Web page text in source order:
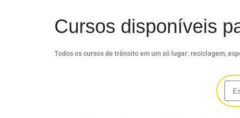
Cursos disponíveis
Todos os cursos de trânsito em um só lugar: reciclagem,